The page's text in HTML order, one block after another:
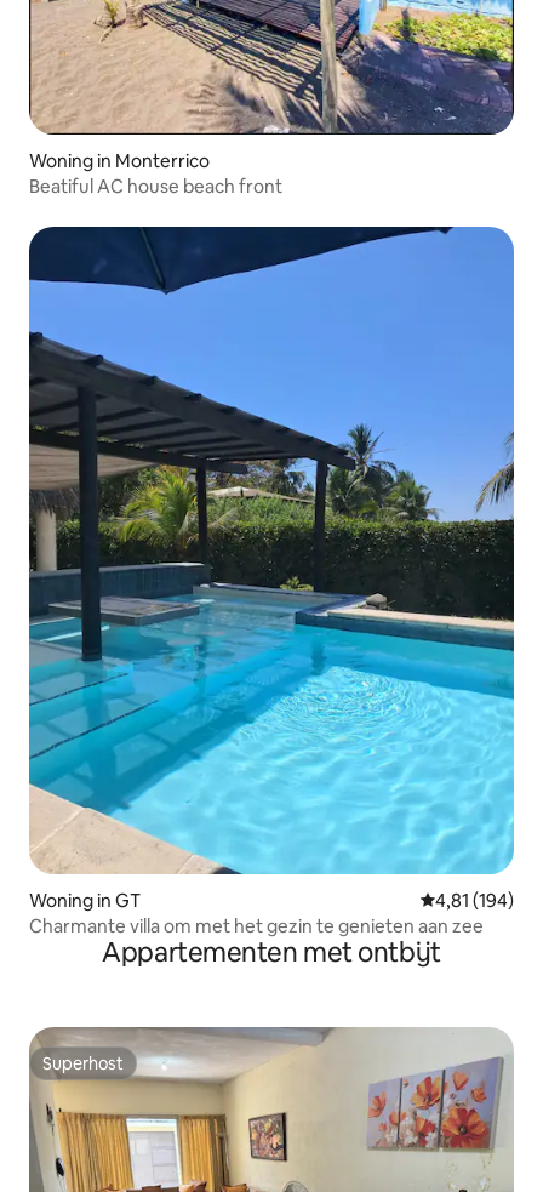
Woning in Monterrico
Beatiful AC house beach front
Woning in GT Gemiddelde
4,81 (194)
Charmante villa om met het gezin te genieten aan zee
Appartementen met ontbijt
Superhost
Superhost